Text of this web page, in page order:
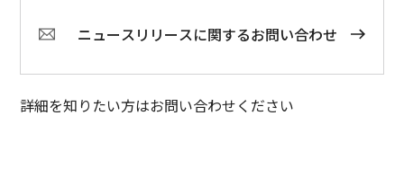
ニュースリリースに関するお問い合わせ
詳細を知りたい方はお問い合わせください